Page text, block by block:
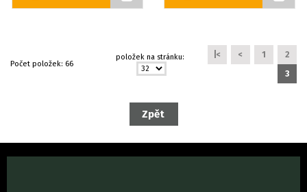
Počet položek: 66
položek na stránku: |< < 1
2
3